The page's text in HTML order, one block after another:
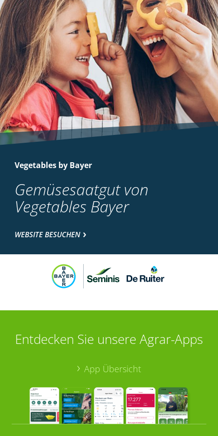
Vegetables by Bayer
Gemüsesaatgut von
Vegetables Bayer
WEBSITE BESUCHEN
Entdecken Sie unsere Agrar-Apps
App Übersicht